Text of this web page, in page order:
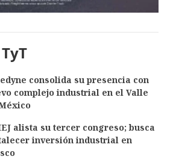
consolida su presencia con
complejo industrial en el Valle
alista su tercer congreso; busca
inversión industrial en